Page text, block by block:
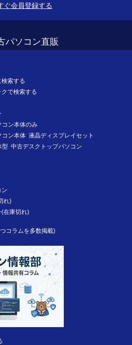
ぐ会員登録する
パソコン直販
索する
で検索する
コン本体のみ
ン本体 液晶ディスプレイセット
中古デスクトップパソコン
れ)
在庫切れ)
コラムを多数掲載)